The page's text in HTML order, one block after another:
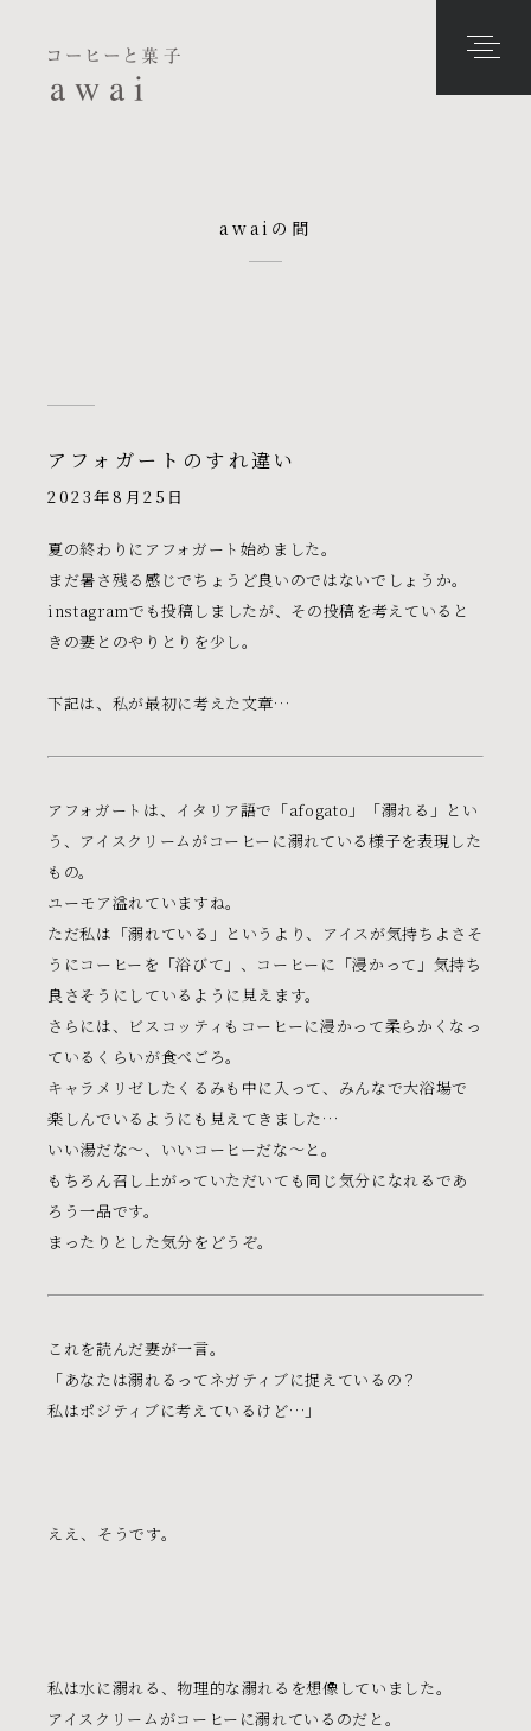
それぞれに心地よい
間〈awai〉を
感じてもらえますように
お問い合わせ
awaiの間
アフォガートのすれ違い
2023年8月25日
夏の終わりにアフォガート始めました。
まだ暑さ残る感じでちょうど良いのではないでしょうか。
instagramでも投稿しましたが、その投稿を考えていると
きの妻とのやりとりを少し。
下記は、私が最初に考えた文章…
アフォガートは、イタリア語で「afogato」「溺れる」とい
う、アイスクリームがコーヒーに溺れている様子を表現した
もの。
ユーモア溢れていますね。
ただ私は「溺れている」というより、アイスが気持ちよさそ
うにコーヒーを「浴びて」、コーヒーに「浸かって」気持ち
良さそうにしているように見えます。
さらには、ビスコッティもコーヒーに浸かって柔らかくなっ
ているくらいが食べごろ。
キャラメリゼしたくるみも中に入って、みんなで大浴場で
楽しんでいるようにも見えてきました…
いい湯だな〜、いいコーヒーだな〜と。
もちろん召し上がっていただいても同じ気分になれるであ
ろう一品です。
まったりとした気分をどうぞ。
これを読んだ妻が一言。
「あなたは溺れるってネガティブに捉えているの？
私はポジティブに考えているけど…」
ええ、そうです。
私は水に溺れる、物理的な溺れるを想像していました。
アイスクリームがコーヒーに溺れているのだと。